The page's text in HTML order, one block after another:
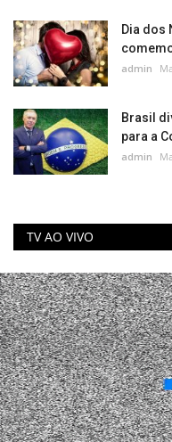
Dia dos
admin
Brasil
para a
admin
TV AO VIVO